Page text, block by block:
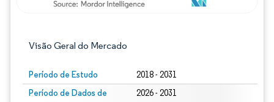
Visão Geral do Mercado
Período de Estudo 2018 - 2031
Período de Dados de
2026 - 2031